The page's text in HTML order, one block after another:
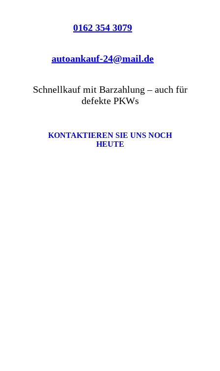
0162 354 3079
autoankauf-24@mail.de
Schnellkauf mit Barzahlung – auch für
defekte PKWs
KONTAKTIEREN SIE UNS NOCH
HEUTE